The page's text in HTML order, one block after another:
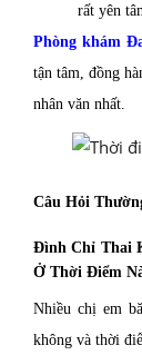
rất yên
Phòng khám
tận tâm, đồng
nhân văn nhất.
Câu Hỏi
Đình Chỉ Thai
Ở Thời Điểm
Nhiều chị em
không và thời